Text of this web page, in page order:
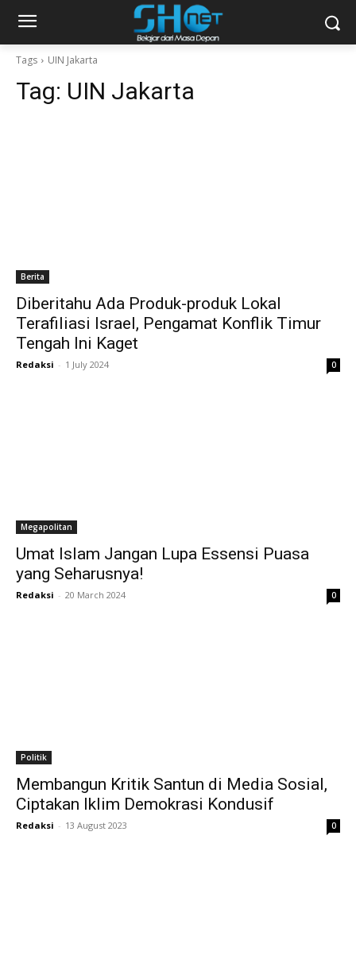
Tags UIN Jakarta
Tag: UIN Jakarta
Berita
Diberitahu Ada Produk-produk Lokal
Terafiliasi Israel, Pengamat Konflik Timur
Tengah Ini Kaget
Redaksi - 1 July 2024 0
Megapolitan
Umat Islam Jangan Lupa Essensi Puasa
yang Seharusnya!
Redaksi - 20 March 2024 0
Politik
Membangun Kritik Santun di Media Sosial,
Ciptakan Iklim Demokrasi Kondusif
Redaksi - 13 August 2023 0